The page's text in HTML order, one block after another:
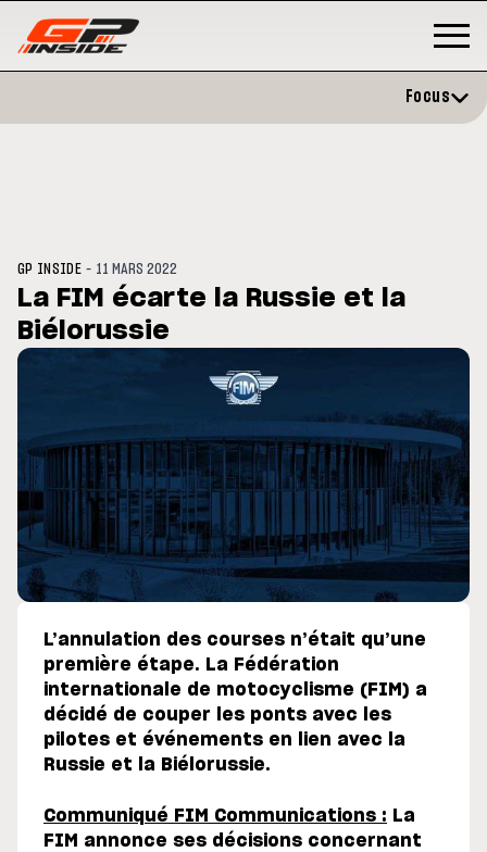
évite l'opération et vise un
Doublé Trackhouse en Sprint
Focus
GP INSIDE - 11 MARS 2022
La FIM écarte la Russie et la
Biélorussie
L’annulation des courses n’était qu’une
première étape. La Fédération
internationale de motocyclisme (FIM) a
décidé de couper les ponts avec les
pilotes et événements en lien avec la
Russie et la Biélorussie.
Communiqué FIM Communications : La
FIM annonce ses décisions concernant